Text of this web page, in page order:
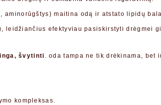
aminorūgštys) maitina odą ir atstato lipidų
leidžiančius efektyviau pasiskirstyti drėgmei
švytinti . oda tampa ne tik drėkinama, bet
kompleksas.